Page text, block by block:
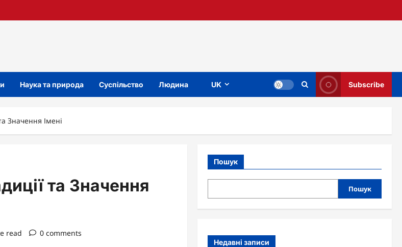
Наука та природа Суспільство Людина UK Subscribe
Значення Імені
та Значення
read 0 comments
Пошук
Пошук
Недавні записи